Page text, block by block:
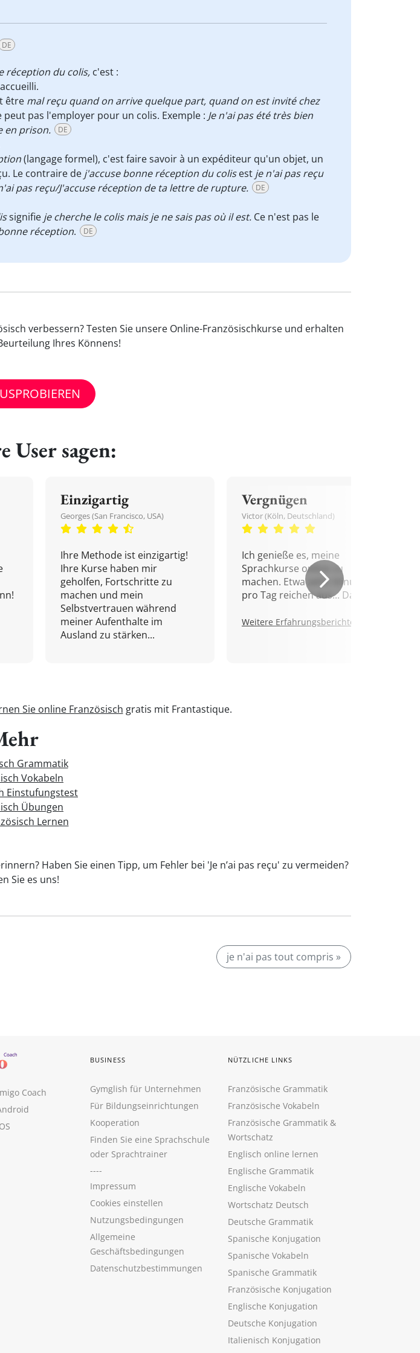
DE
réception du colis, c'est :
être mal reçu quand on arrive quelque part, quand on est invité chez
peut pas l'employer pour un colis. Exemple : Je n'ai pas été très bien
en prison.
DE
(langage formel), c'est faire savoir à un expéditeur qu'un objet, un
Le contraire de j'accuse bonne réception du colisest je n'ai pas reçu
pas reçu/J'accuse réception de ta lettre de rupture. DE
signifie je cherche le colis mais je ne sais pas où il est. Ce n'est pas le
réception. DE
verbessern? Testen Sie unsere Online-Französischkurse und erhalten
Ihres Könnens!
User sagen:
Einzigartig
Georges (San Francisco, USA)
Ihre Methode ist einzigartig!
Ihre Kurse haben mir
geholfen, Fortschritte zu
machen und mein
Selbstvertrauen während
meiner Aufenthalte im
Ausland zu stärken...
Vergnügen
Victor (Köln, Deutschland)
Ich genieße es, meine
Sprachkurse online zu
machen. Etwa zehn Minuten
pro Tag reichen aus... Danke!
Weitere Erfahrungsberichte.
Sie online Französisch gratis mit Frantastique.
Grammatik
Vokabeln
Einstufungstest
Übungen
Lernen
Haben Sie einen Tipp, um Fehler bei 'Je n’ai pas reçu' zu vermeiden?
Sie es uns!
je n'ai pas tout compris »
Coach
BUSINESS
Gymglish für Unternehmen
Für Bildungseinrichtungen
Kooperation
Finden Sie eine Sprachschule
oder Sprachtrainer
----
Impressum
Cookies einstellen
Nutzungsbedingungen
Allgemeine
Geschäftsbedingungen
Datenschutzbestimmungen
NÜTZLICHE LINKS
Französische Grammatik
Französische Vokabeln
Französische Grammatik &
Wortschatz
Englisch online lernen
Englische Grammatik
Englische Vokabeln
Wortschatz Deutsch
Deutsche Grammatik
Spanische Konjugation
Spanische Vokabeln
Spanische Grammatik
Französische Konjugation
Englische Konjugation
Deutsche Konjugation
Italienisch Konjugation